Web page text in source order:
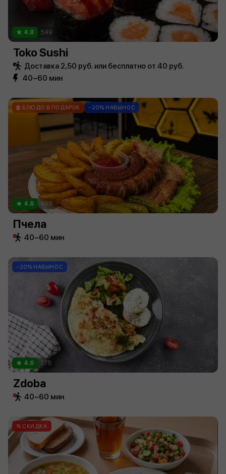
4.8 549
Toko Sushi
Доставка 2,50 руб. или бесплатно от 40 руб.
40−60 мин
БЛЮДО В ПОДАРОК −20% НАВЫНОС
4.8 488
Пчела
40−60 мин
−20% НАВЫНОС
4.6 375
Zdoba
40−60 мин
СКИДКА